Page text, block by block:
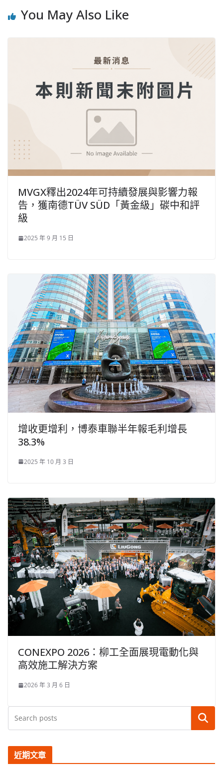
You May Also Like
MVGX釋出2024年可持續發展與影響力報
告，獲南德TÜV SÜD「黃金級」碳中和評
級
2025 年 9 月 15 日
增收更增利，博泰車聯半年報毛利增長
38.3%
2025 年 10 月 3 日
CONEXPO 2026：柳工全面展現電動化與
高效施工解決方案
2026 年 3 月 6 日
搜尋
近期文章